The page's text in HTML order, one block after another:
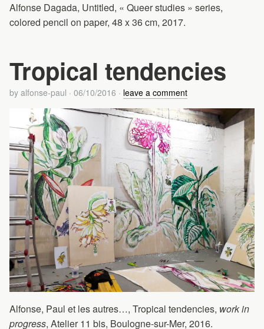
Alfonse Dagada, Untitled, « Queer studies » series,
colored pencil on paper, 48 x 36 cm, 2017.
Tropical tendencies
by alfonse-paul · 06/10/2016 · leave a comment
Alfonse, Paul et les autres…, Tropical tendencies, work in
progress, Atelier 11 bis, Boulogne-sur-Mer, 2016.